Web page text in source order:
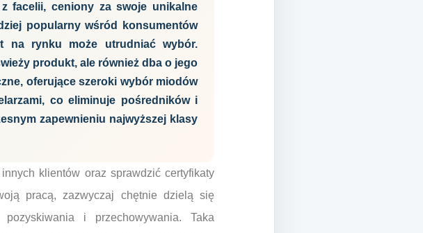
facelii, ceniony za swoje unikalne
popularny wśród konsumentów
na rynku może utrudniać wybór.
produkt, ale również dba o jego
oferujące szeroki wybór miodów
co eliminuje pośredników i
zapewnieniu najwyższej klasy
klientów oraz sprawdzić certyfikaty
pracą, zazwyczaj chętnie dzielą się
i przechowywania. Taka